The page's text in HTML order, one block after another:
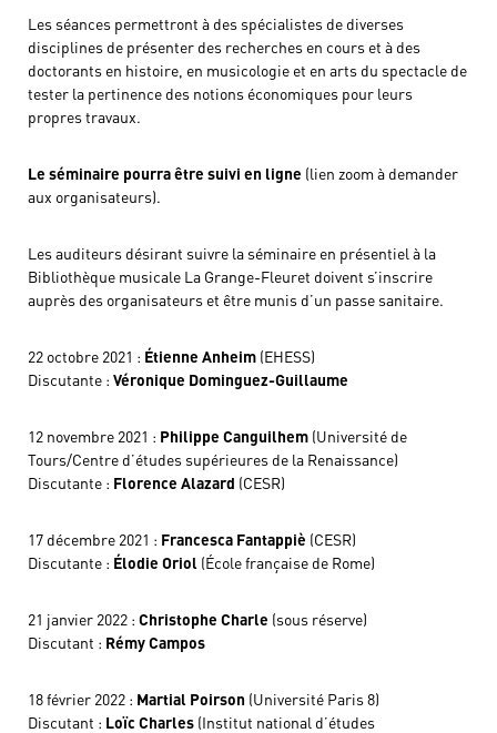
Les séances permettront à des spécialistes de diverses
disciplines de présenter des recherches en cours et à des
doctorants en histoire, en musicologie et en arts du spectacle de
tester la pertinence des notions économiques pour leurs
propres travaux.
Le séminaire pourra être suivi en ligne (lien zoom à demander
aux organisateurs).
Les auditeurs désirant suivre la séminaire en présentiel à la
Bibliothèque musicale La Grange-Fleuret doivent s’inscrire
auprès des organisateurs et être munis d’un passe sanitaire.
22 octobre 2021 : Étienne Anheim (EHESS)
Discutante : Véronique Dominguez-Guillaume
12 novembre 2021 : Philippe Canguilhem (Université de
Tours/Centre d’études supérieures de la Renaissance)
Discutante : Florence Alazard (CESR)
17 décembre 2021 : Francesca Fantappiè (CESR)
Discutante : Élodie Oriol (École française de Rome)
21 janvier 2022 : Christophe Charle (sous réserve)
Discutant : Rémy Campos
18 février 2022 : Martial Poirson (Université Paris 8)
Discutant : Loïc Charles (Institut national d’études